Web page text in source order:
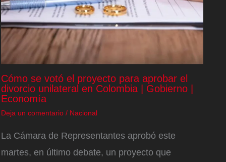
Cómo se votó el proyecto para aprobar el
divorcio unilateral en Colombia | Gobierno |
Economía
Deja un comentario / Nacional
La Cámara de Representantes aprobó este
martes, en último debate, un proyecto que